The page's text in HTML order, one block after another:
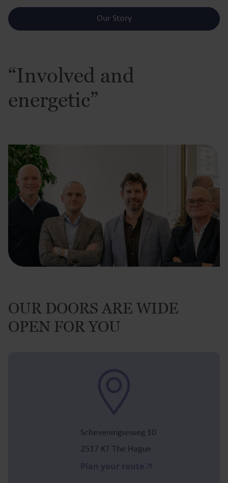
Our Story
“Involved and
energetic”
OUR DOORS ARE WIDE
OPEN FOR YOU
Scheveningseweg 10
2517 KT The Hague